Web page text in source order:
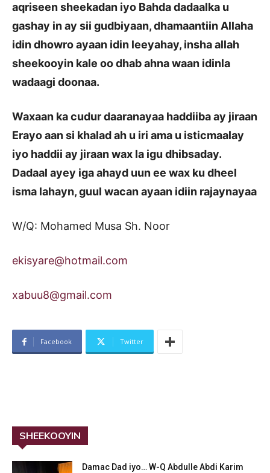
aqriseen sheekadan iyo Bahda dadaalka u
gashay in ay sii gudbiyaan, dhamaantiin Allaha
idin dhowro ayaan idin leeyahay, insha allah
sheekooyin kale oo dhab ahna waan idinla
wadaagi doonaa.
Waxaan ka cudur daaranayaa haddiiba ay jiraan
Erayo aan si khalad ah u iri ama u isticmaalay
iyo haddii ay jiraan wax la igu dhibsaday.
Dadaal ayey iga ahayd uun ee wax ku dheel
isma lahayn, guul wacan ayaan idiin rajaynayaa
W/Q: Mohamed Musa Sh. Noor
ekisyare@hotmail.com
xabuu8@gmail.com
Facebook Twitter
SHEEKOOYIN
Damac Dad iyo… W-Q Abdulle Abdi Karim